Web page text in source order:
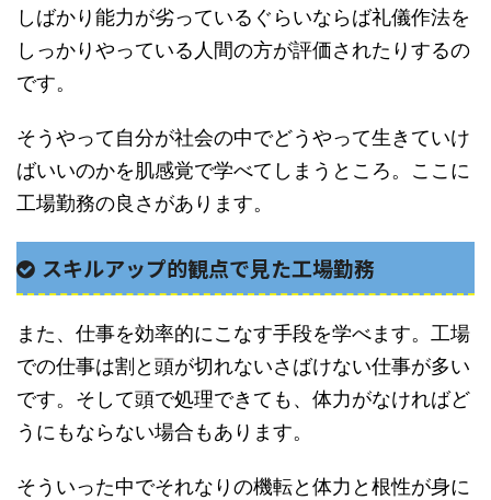
しばかり能力が劣っているぐらいならば礼儀作法を
しっかりやっている人間の方が評価されたりするの
です。
そうやって自分が社会の中でどうやって生きていけ
ばいいのかを肌感覚で学べてしまうところ。ここに
工場勤務の良さがあります。
スキルアップ的観点で見た工場勤務
また、仕事を効率的にこなす手段を学べます。工場
での仕事は割と頭が切れないさばけない仕事が多い
です。そして頭で処理できても、体力がなければど
うにもならない場合もあります。
そういった中でそれなりの機転と体力と根性が身に